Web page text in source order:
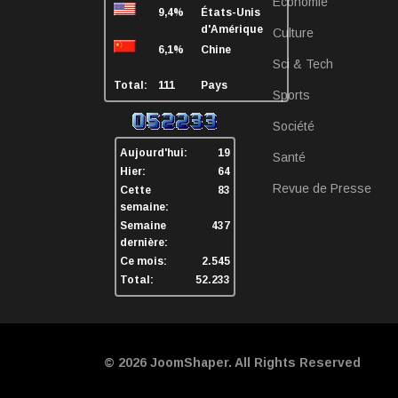
9,4%
États-Unis
d'Amérique
6,1%
Chine
Total: 111 Pays
Aujourd'hui:
19
Hier:
64
Cette
semaine:
83
Semaine
dernière:
437
Ce mois:
2.545
Total:
52.233
Culture
Sci & Tech
Sports
Société
Santé
Revue de Presse
© 2026 JoomShaper. All Rights Reserved